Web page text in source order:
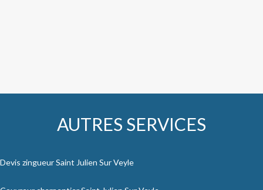
AUTRES SERVICES
Devis zingueur Saint Julien Sur Veyle